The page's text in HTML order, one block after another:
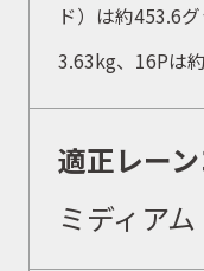
取扱ブランド
取扱店舗
ド）は約453.6
3.63kg、16Pは
適正レー
ミディアム